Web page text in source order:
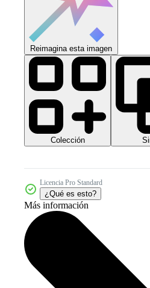
Reimagina esta imagen
Colección
Licencia Pro Standard
¿Qué es esto?
Más información